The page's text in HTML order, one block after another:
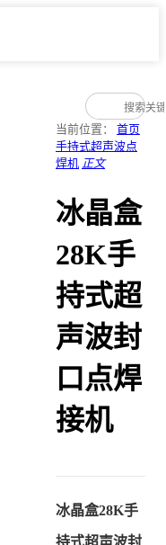
当前位置： 首页
手持式超声波点
焊机 正文
冰晶盒
28K手
持式超
声波封
口点焊
接机
冰晶盒28K手
持式超声波封